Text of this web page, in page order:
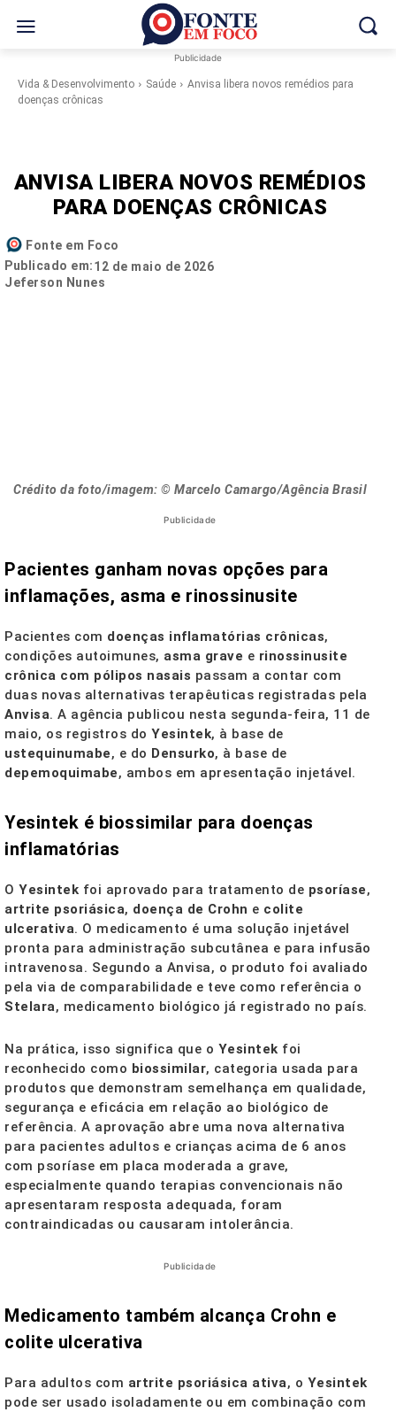
Publicidade
Vida & Desenvolvimento Saúde
Anvisa libera novos remédios para
doenças crônicas
ANVISA LIBERA NOVOS REMÉDIOS
PARA DOENÇAS CRÔNICAS
Fonte em Foco
Publicado em:12 de maio de 2026
Jeferson Nunes
Crédito da foto/imagem: © Marcelo Camargo/Agência Brasil
Publicidade
Pacientes ganham novas opções para
inflamações, asma e rinossinusite
Pacientes com doenças inflamatórias crônicas,
condições autoimunes, asma grave e rinossinusite
crônica com pólipos nasais passam a contar com
duas novas alternativas terapêuticas registradas pela
Anvisa. A agência publicou nesta segunda-feira, 11 de
maio, os registros do Yesintek, à base de
ustequinumabe, e do Densurko, à base de
depemoquimabe, ambos em apresentação injetável.
Yesintek é biossimilar para doenças
inflamatórias
O Yesintek foi aprovado para tratamento de psoríase,
artrite psoriásica, doença de Crohn e colite
ulcerativa. O medicamento é uma solução injetável
pronta para administração subcutânea e para infusão
intravenosa. Segundo a Anvisa, o produto foi avaliado
pela via de comparabilidade e teve como referência o
Stelara, medicamento biológico já registrado no país.
Na prática, isso significa que o Yesintek foi
reconhecido como biossimilar, categoria usada para
produtos que demonstram semelhança em qualidade,
segurança e eficácia em relação ao biológico de
referência. A aprovação abre uma nova alternativa
para pacientes adultos e crianças acima de 6 anos
com psoríase em placa moderada a grave,
especialmente quando terapias convencionais não
apresentaram resposta adequada, foram
contraindicadas ou causaram intolerância.
Publicidade
Medicamento também alcança Crohn e
colite ulcerativa
Para adultos com artrite psoriásica ativa, o Yesintek
pode ser usado isoladamente ou em combinação com